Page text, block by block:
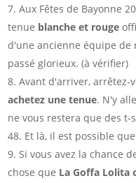
Aux Fêtes de Bayonne
tenue blanche et rouge
d'une ancienne équipe de
passé glorieux. (à vérifier)
Avant d'arriver, arrêtez-
achetez une tenue. N'y
ne vous restera que des
48. Et là, il est possible
Si vous avez la chance
chose que La Goffa Lolita